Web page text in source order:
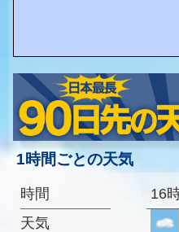
1時間ごとの天気
時間
天気
16